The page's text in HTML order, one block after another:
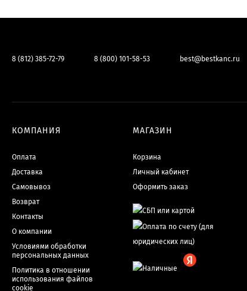
8 (812) 385-72-79 8 (800) 101-58-53 best@bestkanc.ru
КОМПАНИЯ
Оплата
Доставка
Самовывоз
Возврат
Контакты
О компании
Условиями обработки
персональных данных
Политика в отношении
использования файлов
cookie
МАГАЗИН
Корзина
Личный кабинет
Оформить заказ